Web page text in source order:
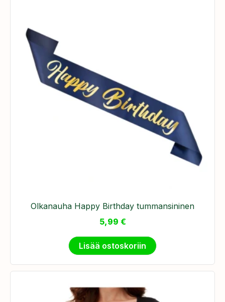
Olkanauha Happy Birthday tummansininen
5,99 €
Lisää ostoskoriin